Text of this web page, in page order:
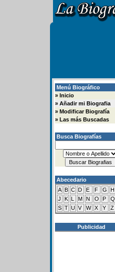
Menú Biográfico
» Inicio
» Añadir mi Biografia
» Modificar Biografía
» Las más Buscadas
Busca Biografías
Abecedario
A B C D E F G H
J
K L M N O P Q
S T U V W X Y Z
Publicidad